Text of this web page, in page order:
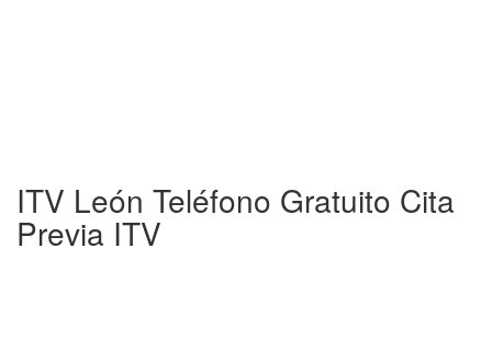
ITV León Teléfono Gratuito Cita
Previa ITV